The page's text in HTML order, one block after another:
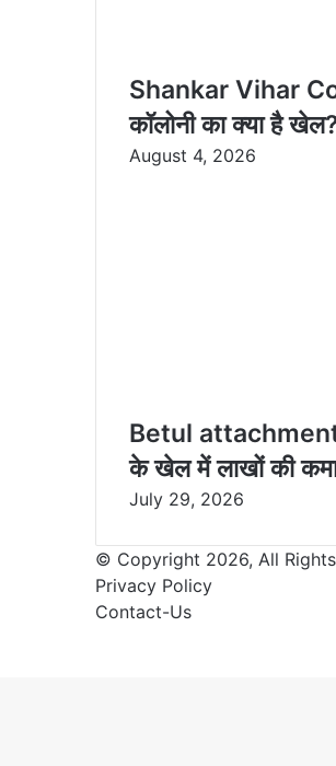
Shankar Vihar
कॉलोनी का क्या है
August 4, 2026
Betul attachment
के खेल में लाखों की
July 29, 2026
© Copyright 2026, All
Privacy Policy
Contact-Us